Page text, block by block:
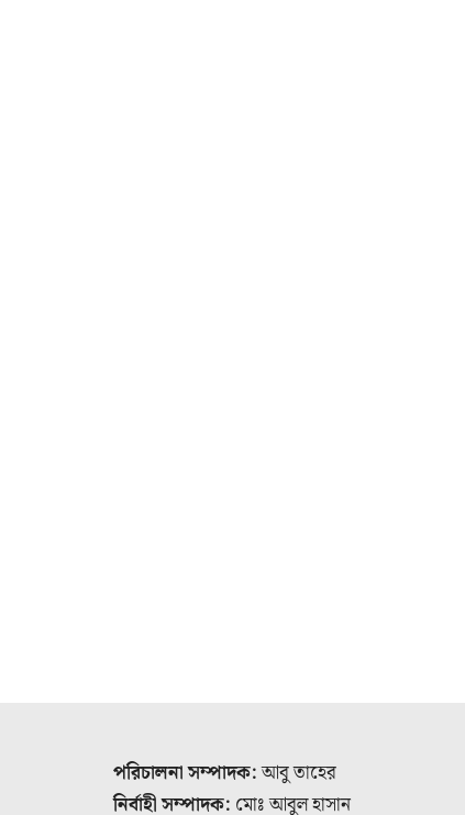
পরিচালনা সম্পাদক:আবু তাহের
নির্বাহী সম্পাদক: মোঃ আবুল হাসান